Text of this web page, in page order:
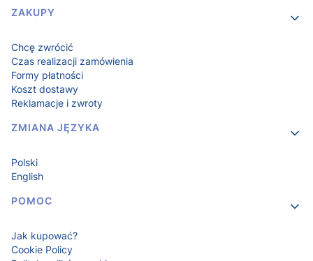
Linki w stopce
ZAKUPY
Chcę zwrócić
Czas realizacji zamówienia
Formy płatności
Koszt dostawy
Reklamacje i zwroty
ZMIANA JĘZYKA
Polski
English
POMOC
Jak kupować?
Cookie Policy